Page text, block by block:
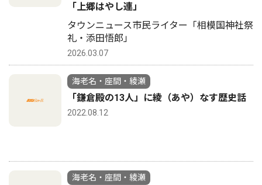
「上郷はやし連」
タウンニュース市民ライター「相模国神社祭
礼・添田悟郎」
2026.03.07
海老名・座間・綾瀬
「鎌倉殿の13人」に綾（あや）なす歴史話
2022.08.12
海老名・座間・綾瀬